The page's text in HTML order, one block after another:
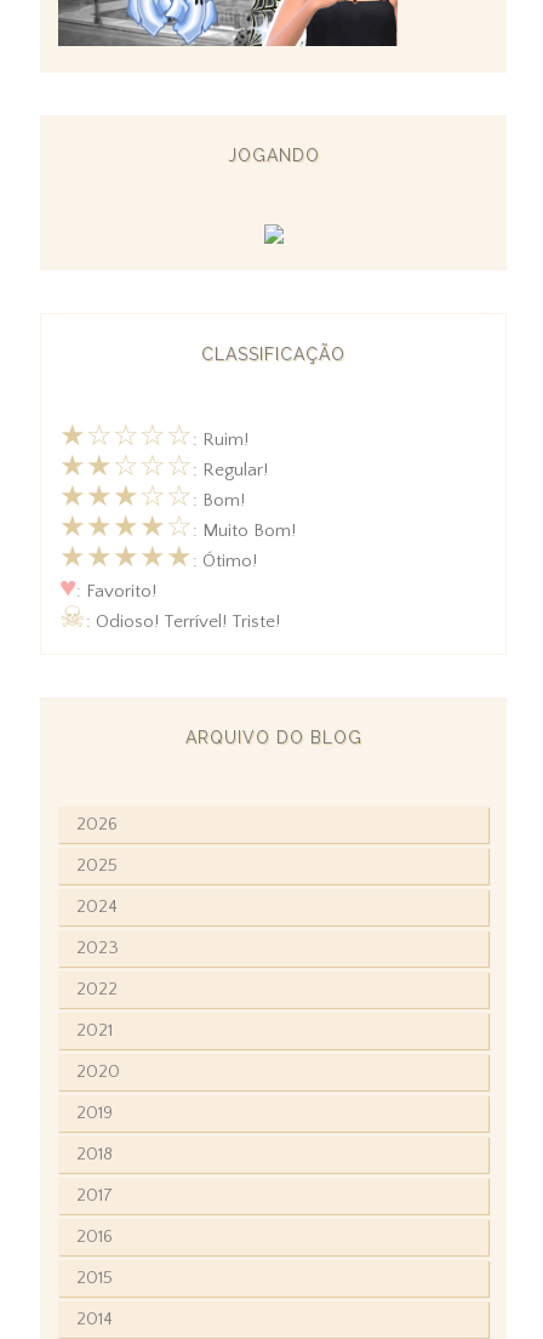
JOGANDO
CLASSIFICAÇÃO
★☆☆☆☆: Ruim!
★★☆☆☆: Regular!
★★★☆☆: Bom!
★★★★☆: Muito Bom!
★★★★★: Ótimo!
♥: Favorito!
☠: Odioso! Terrível! Triste!
ARQUIVO DO BLOG
2026
2025
2024
2023
2022
2021
2020
2019
2018
2017
2016
2015
2014